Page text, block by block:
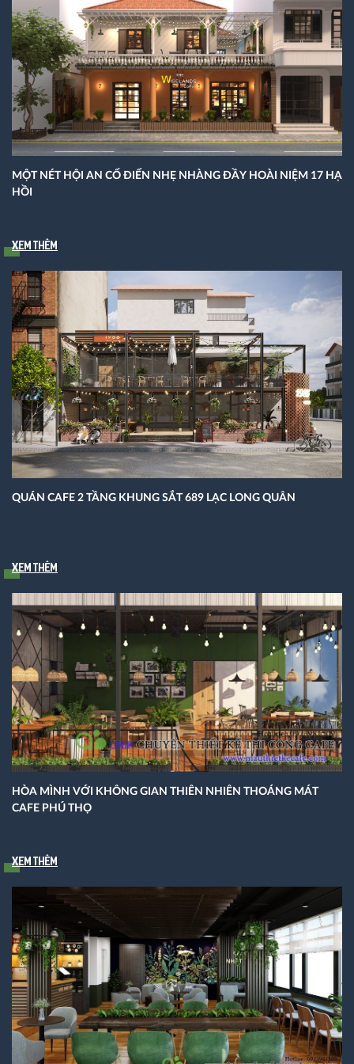
MỘT NÉT HỘI AN CỔ ĐIỂN NHẸ NHÀNG ĐẦY HOÀI NIỆM 17 HẠ
HỒI
Xem thêm
QUÁN CAFE 2 TẦNG KHUNG SẮT 689 LẠC LONG QUÂN
Xem thêm
HÒA MÌNH VỚI KHÔNG GIAN THIÊN NHIÊN THOÁNG MÁT
CAFE PHÚ THỌ
Xem thêm